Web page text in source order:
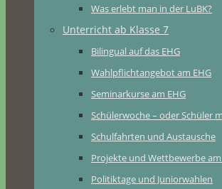
Was erlebt man in der LuBK?
Unterricht ab Klasse 7
Bilingual auf das EHG
Wahlpflichtangebot am EHG
Seminarkurse am EHG
Schülerwoche – oder Schüler
Schulfahrten und Austausche
Projekte und Wettbewerbe am
Politiktage und Juniorwahlen